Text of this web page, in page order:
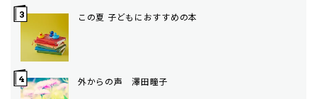
この夏 子どもにおすすめの本
外からの声 澤田瞳子